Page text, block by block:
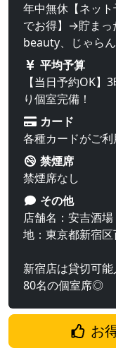
年中無休【ネッ
でお得】→貯ま
beauty、じゃら
平均予算
【当日予約OK】
り個室完備！
カード
各種カードがご利
禁煙席
禁煙席なし
その他
店舗名：安吉酒
地：東京都新宿
新宿店は貸切可能
80名の個室席◎
お